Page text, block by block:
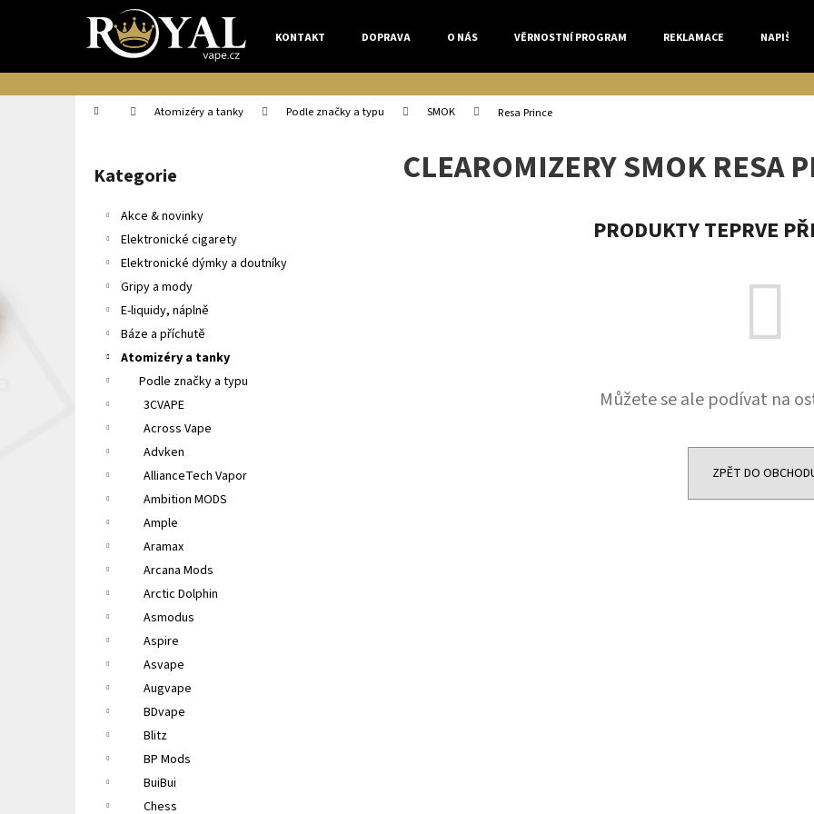
KONTAKT DOPRAVA O NÁS VĚRNOSTNÍ PROGRAM REKLAMACE NAPIŠTE
Domů Atomizéry a tanky Podle značky a typu SMOK Resa Prince
Přeskočit
kategorie
Kategorie
Akce & novinky
Elektronické cigarety
Elektronické dýmky a doutníky
Gripy a mody
E-liquidy, náplně
Báze a příchutě
Atomizéry a tanky
Podle značky a typu
3CVAPE
Across Vape
Advken
AllianceTech Vapor
Ambition MODS
Ample
Aramax
Arcana Mods
Arctic Dolphin
Asmodus
Aspire
Asvape
Augvape
BDvape
Blitz
BP Mods
BuiBui
Chess
CLEAROMIZERY SMOK RESA
PRODUKTY TEPRVE
Můžete se ale podívat na
ZPĚT DO
í
k
Zpět
do
obchodu
Zpět
do
obchodu
Co potřebujete najít?
HLEDAT
LIQUA ELEMENTS APPLE 10ML 6MG
149 Kč
Původně:165 Kč
JOYETECH BF SS316 ATOMIZER 0,6OHM
DEKANG DESERT
Původně:195 Kč